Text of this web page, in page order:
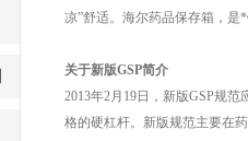
凉”舒适。海尔药品保存箱，是
关于新版GSP简介
2013年2月19日，新版GSP规
格的硬杠杆。新版规范主要在